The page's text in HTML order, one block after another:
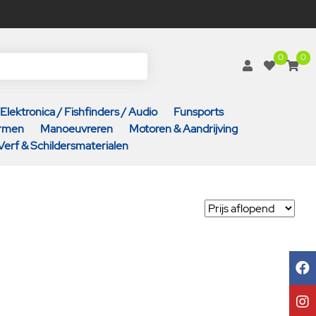
0 0
Elektronica / Fishfinders / Audio
Funsports
Manoeuvreren
Motoren & Aandrijving
& Schildersmaterialen